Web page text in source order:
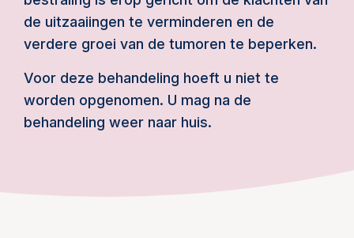
de uitzaaiingen te verminderen en de
verdere groei van de tumoren te beperken.
Voor deze behandeling hoeft u niet te
worden opgenomen. U mag na de
behandeling weer naar huis.